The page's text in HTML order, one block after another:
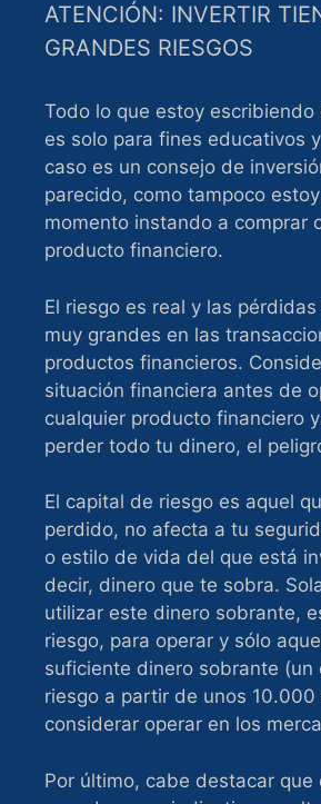
ATENCIÓN: INVERTIR
GRANDES RIESGOS
Todo lo que estoy escribiendo
es solo para fines educativos
caso es un consejo de
parecido, como tampoco
momento instando a comprar
producto financiero.
El riesgo es real y las
muy grandes en las
productos financieros.
situación financiera antes de
cualquier producto financiero
perder todo tu dinero, el
El capital de riesgo es aquel
perdido, no afecta a tu
o estilo de vida del que está
decir, dinero que te sobra.
utilizar este dinero sobrante,
riesgo, para operar y sólo
suficiente dinero sobrante (un
riesgo a partir de unos
considerar operar en los
Por último, cabe destacar que